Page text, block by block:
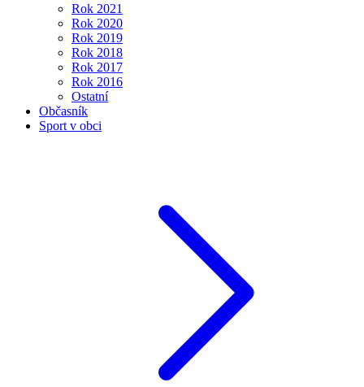
Rok 2021
Rok 2020
Rok 2019
Rok 2018
Rok 2017
Rok 2016
Ostatní
Občasník
Sport v obci